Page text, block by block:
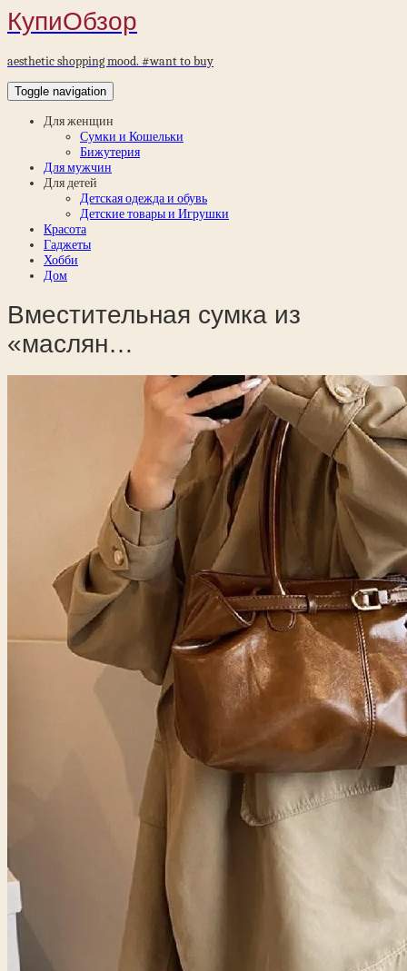
КупиОбзор
aesthetic shopping mood. #want to buy
Toggle navigation
Для женщин
Сумки и Кошельки
Бижутерия
Для мужчин
Для детей
Детская одежда и обувь
Детские товары и Игрушки
Красота
Гаджеты
Хобби
Дом
Вместительная сумка из
«маслян…